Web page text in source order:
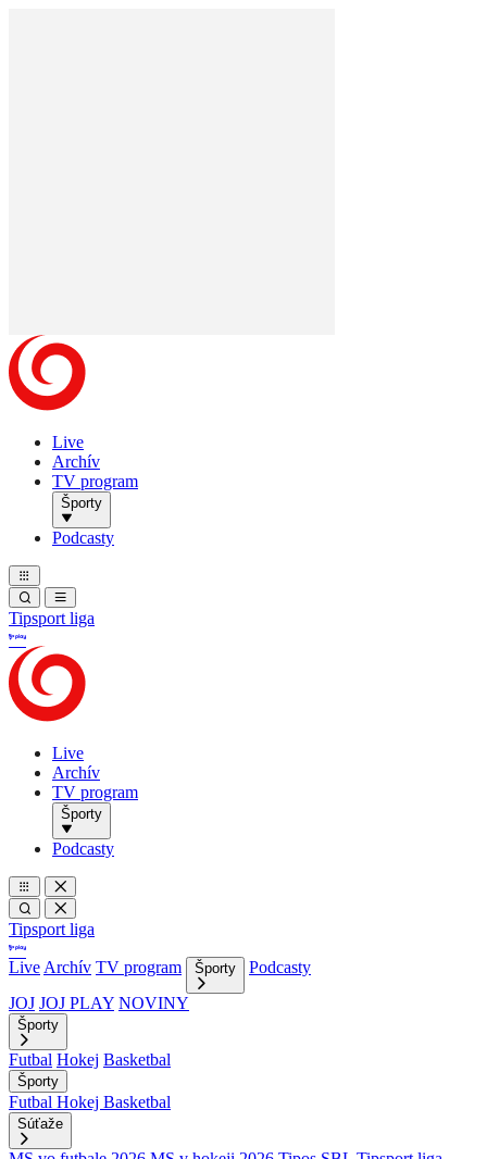
Live
Archív
TV program
Športy
Podcasty
Tipsport liga
Live
Archív
TV program
Športy
Podcasty
Tipsport liga
Live Archív TV program Športy
Podcasty
JOJ JOJ PLAY NOVINY
Športy
Futbal Hokej Basketbal
Športy
Futbal Hokej Basketbal
Súťaže